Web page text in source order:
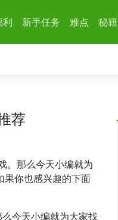
利 新手任务 难点 秘籍
荐
。那么今天小编就为
果你也感兴趣的下面
今天小编就为大家找